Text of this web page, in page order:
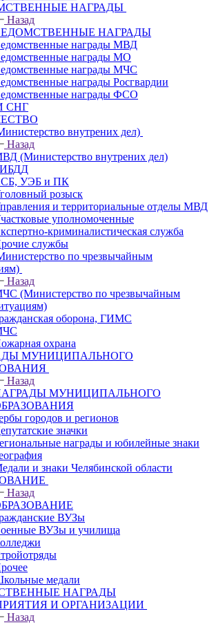
НАГРАДЫ
Назад
НАГРАДЫ
награды МВД
награды МО
награды МЧС
награды Росгвардии
награды ФСО
СНГ
внутрених дел)
Назад
(Министерство внутрених дел)
УЭБ и ПК
розыск
и территориальные отделы МВД
уполномоченные
криминалистическая служба
службы
по чрезвычайным
Назад
(Министерство по чрезвычайным
оборона, ГИМС
охрана
МУНИЦИПАЛЬНОГО
Назад
МУНИЦИПАЛЬНОГО
городов и регионов
значки
награды и юбилейные знаки
и знаки Челябинской области
Назад
ВУЗы
ВУЗы и училища
медали
НАГРАДЫ
И ОРГАНИЗАЦИИ
Назад